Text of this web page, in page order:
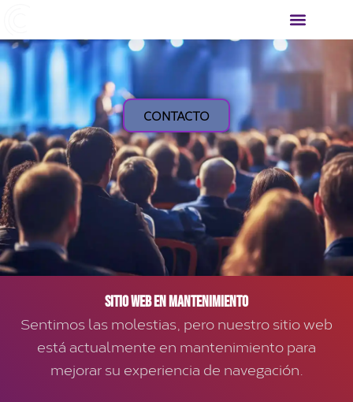
contenido
CONTACTO
Sitio web en mantenimiento
Sentimos las molestias, pero nuestro sitio web
está actualmente en mantenimiento para
mejorar su experiencia de navegación.